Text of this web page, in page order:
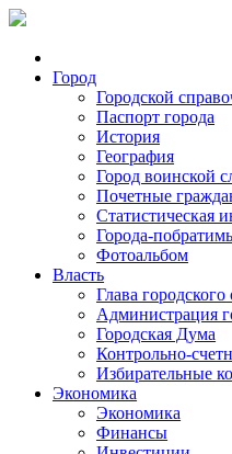
Город
Городской
Паспорт города
История
География
Город воинской
Почетные
Статистическая
Города-
Фотоальбом
Власть
Глава городского
Администрация
Городская Дума
Контрольно-
Избирательные
Экономика
Экономика
Финансы